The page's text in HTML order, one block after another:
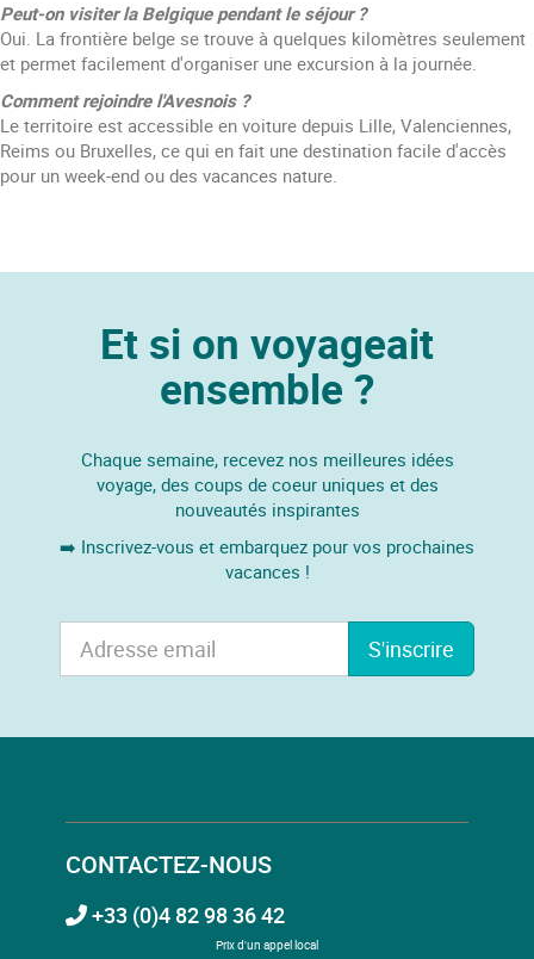
Peut-on visiter la Belgique pendant le séjour ?
Oui. La frontière belge se trouve à quelques kilomètres seulement
et permet facilement d'organiser une excursion à la journée.
Comment rejoindre l'Avesnois ?
Le territoire est accessible en voiture depuis Lille, Valenciennes,
Reims ou Bruxelles, ce qui en fait une destination facile d'accès
pour un week-end ou des vacances nature.
Et si on voyageait
ensemble ?
Chaque semaine, recevez nos meilleures idées
voyage, des coups de coeur uniques et des
nouveautés inspirantes
➡️ Inscrivez-vous et embarquez pour vos prochaines
vacances !
S'inscrire
CONTACTEZ-NOUS
+33 (0)4 82 98 36 42
Prix d'un appel local